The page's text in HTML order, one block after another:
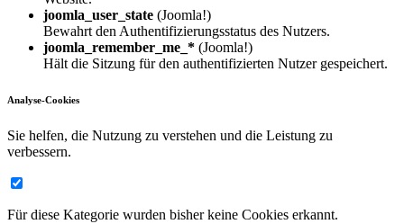
joomla_user_state (Joomla!)
Bewahrt den Authentifizierungsstatus des Nutzers.
joomla_remember_me_* (Joomla!)
Hält die Sitzung für den authentifizierten Nutzer gespeichert.
Analyse-Cookies
Sie helfen, die Nutzung zu verstehen und die Leistung zu
verbessern.
Für diese Kategorie wurden bisher keine Cookies erkannt.